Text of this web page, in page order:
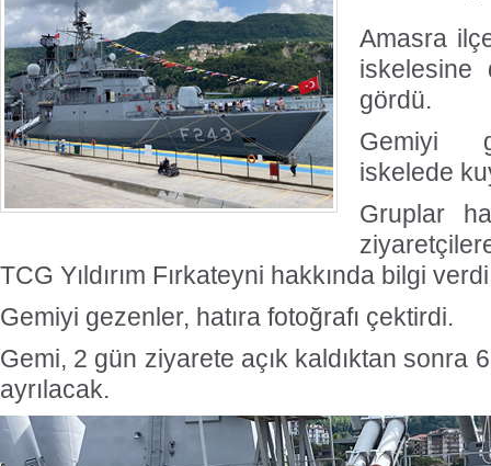
Amasra
iskelesine
gördü.
Gemiyi
iskelede
Gruplar
TCG Yıldırım Fırkateyni hakkında bilgi
Gemiyi gezenler, hatıra fotoğrafı çektirdi.
Gemi, 2 gün ziyarete açık kaldıktan sonra
ayrılacak.